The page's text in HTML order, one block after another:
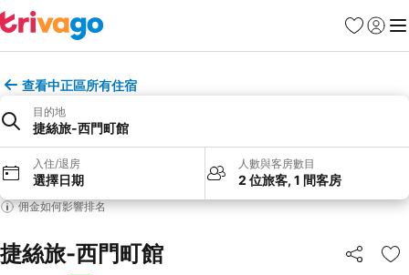
收藏夾
登入 選
查看中正區所有住宿
目的地
捷絲旅-西門町館
入住/退房
選擇日期
人數與客房數目
2 位旅客, 1 間客房
佣金如何影響排名
捷絲旅-西門町館 分享
放